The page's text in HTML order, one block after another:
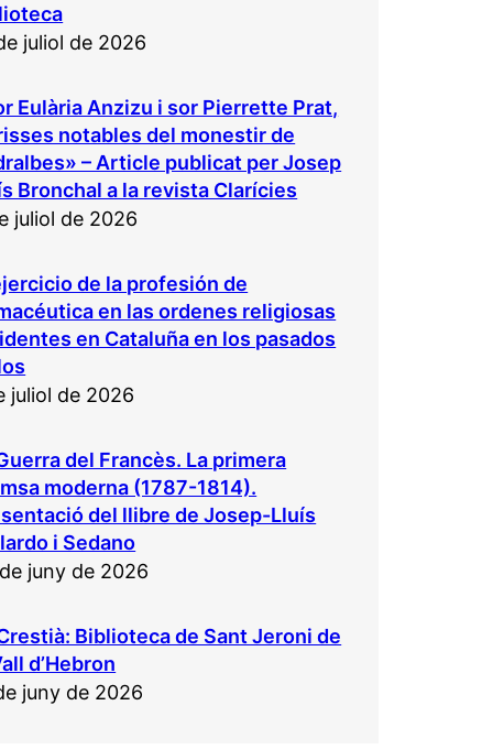
juliol de 2026
Eulària Anzizu i sor Pierrette Prat,
notables del monestir de
– Article publicat per Josep
Bronchal a la revista Clarícies
juliol de 2026
de la profesión de
en las ordenes religiosas
en Cataluña en los pasados
juliol de 2026
del Francès. La primera
moderna (1787-1814).
del llibre de Josep-Lluís
i Sedano
juny de 2026
Biblioteca de Sant Jeroni de
d’Hebron
juny de 2026